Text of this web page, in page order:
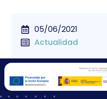
05/06/2021
Actualidad